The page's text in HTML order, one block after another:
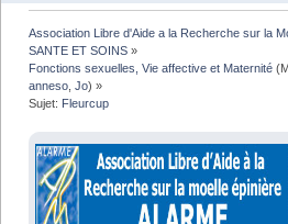
Association Libre d'Aide a la Recherche sur la
SANTE ET SOINS »
Fonctions sexuelles, Vie affective et Maternité
anneso ,Jo) »
Sujet: Fleurcup